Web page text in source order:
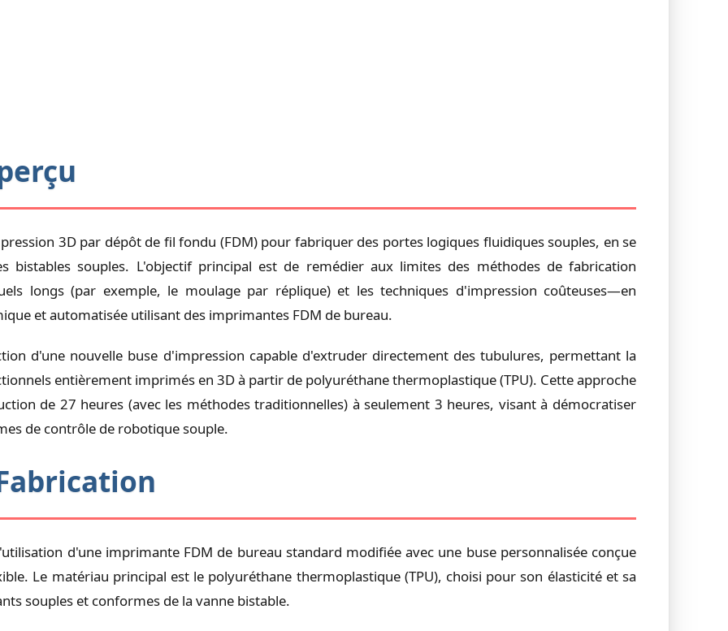
3D par dépôt de fil fondu (FDM) pour fabriquer des portes logiques fluidiques souples, en se
bistables souples. L'objectif principal est de remédier aux limites des méthodes de fabrication
longs (par exemple, le moulage par réplique) et les techniques d'impression coûteuses—en
et automatisée utilisant des imprimantes FDM de bureau.
d'une nouvelle buse d'impression capable d'extruder directement des tubulures, permettant la
entièrement imprimés en 3D à partir de polyuréthane thermoplastique (TPU). Cette approche
de 27 heures (avec les méthodes traditionnelles) à seulement 3 heures, visant à démocratiser
de contrôle de robotique souple.
d'une imprimante FDM de bureau standard modifiée avec une buse personnalisée conçue
Le matériau principal est le polyuréthane thermoplastique (TPU), choisi pour son élasticité et sa
souples et conformes de la vanne bistable.